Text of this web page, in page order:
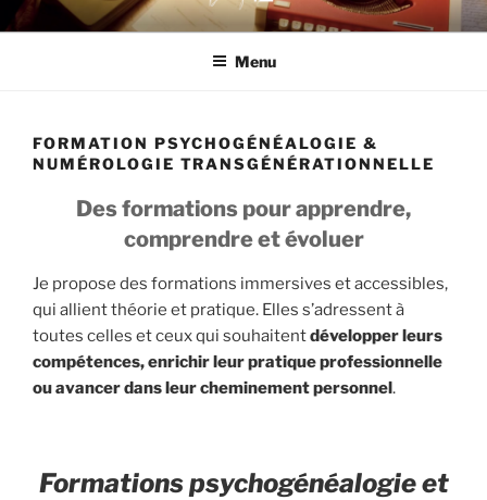
Aller
au
DOUZE12 THÉRAPIE
Menu
FORMATION PSYCHOGÉNÉALOGIE &
NUMÉROLOGIE TRANSGÉNÉRATIONNELLE
Des formations pour apprendre,
comprendre et évoluer
Je propose des formations immersives et accessibles,
qui allient théorie et pratique. Elles s’adressent à
toutes celles et ceux qui souhaitentdévelopper leurs
compétences, enrichir leur pratique professionnelle
ou avancer dans leur cheminement personnel.
Formations psychogénéalogie et